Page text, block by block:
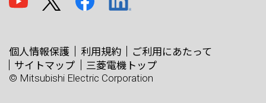
個人情報保護 利用規約
ご利用にあたって
サイトマップ
三菱電機トップ
© Mitsubishi Electric Corporation